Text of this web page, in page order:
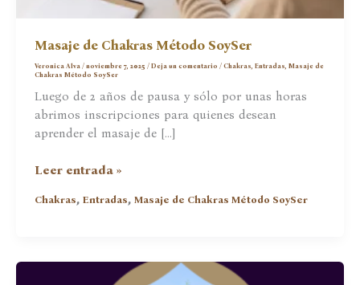
Masaje de Chakras Método SoySer
Veronica Alva/noviembre 7, 2025/Deja un comentario /Chakras,Entradas,Masaje de
Chakras Método SoySer
Luego de 2 años de pausa y sólo por unas horas
abrimos inscripciones para quienes desean
aprender el masaje de […]
Masaje
Chakras
Leer entrada »
Chakras,Entradas,Masaje de Chakras Método SoySer